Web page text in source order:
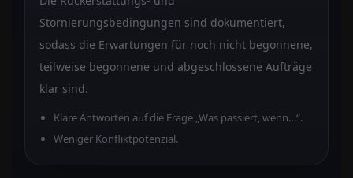
Stornierungsbedingungen sind dokumentiert,
sodass die Erwartungen für noch nicht begonnene,
teilweise begonnene und abgeschlossene Aufträge
klar sind.
Klare Antworten auf die Frage „Was passiert, wenn…“.
Weniger Konfliktpotenzial.